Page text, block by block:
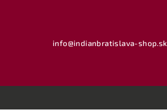
info@indianbratislava-shop.sk